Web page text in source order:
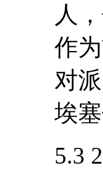
人
作
对
埃
5.3